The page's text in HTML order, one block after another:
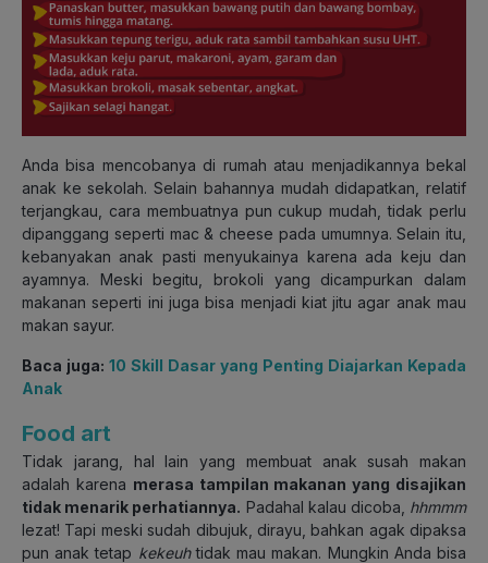
Anda bisa mencobanya di rumah atau menjadikannya bekal
anak ke sekolah. Selain bahannya mudah didapatkan, relatif
terjangkau, cara membuatnya pun cukup mudah, tidak perlu
dipanggang seperti mac & cheese pada umumnya. Selain itu,
kebanyakan anak pasti menyukainya karena ada keju dan
ayamnya. Meski begitu, brokoli yang dicampurkan dalam
makanan seperti ini juga bisa menjadi kiat jitu agar anak mau
makan sayur.
Baca juga: 10 Skill Dasar yang Penting Diajarkan Kepada
Anak
Food art
Tidak jarang, hal lain yang membuat anak susah makan
adalah karena merasa tampilan makanan yang disajikan
tidak menarik perhatiannya. Padahal kalau dicoba, hhmmm
lezat! Tapi meski sudah dibujuk, dirayu, bahkan agak dipaksa
pun anak tetap kekeuhtidak mau makan. Mungkin Anda bisa